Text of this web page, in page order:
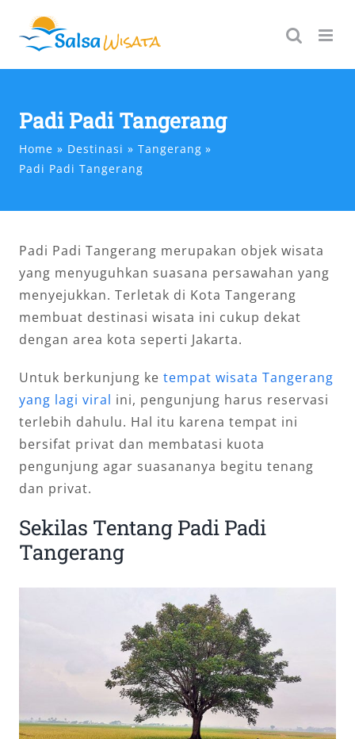
content
Padi Padi Tangerang
Home Destinasi
Tangerang
Padi Padi Tangerang
Padi Padi Tangerang merupakan objek wisata
yang menyuguhkan suasana persawahan yang
menyejukkan. Terletak di Kota Tangerang
membuat destinasi wisata ini cukup dekat
dengan area kota seperti Jakarta.
Untuk berkunjung ke tempat wisata Tangerang
yang lagi viral ini, pengunjung harus reservasi
terlebih dahulu. Hal itu karena tempat ini
bersifat privat dan membatasi kuota
pengunjung agar suasananya begitu tenang
dan privat.
Sekilas Tentang Padi Padi
Tangerang